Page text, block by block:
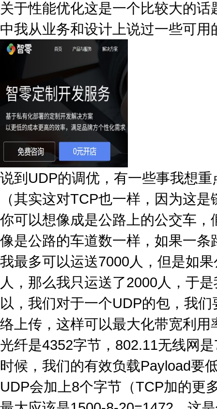
关于性能优化这是一个比较大的
中我从业务和设计上说过一些可
说到UDP的调优，有一些事我想
（其实这对TCP也一样，因为这
你可以想像成是公路上的公交车
像是公路的车道数一样，如果一
我最多可以运送7000人，但是如
人，那么我只运送了2000人，于
以，我们对于一个UDP的包，我
络上传，这样可以最大化带宽利
光纤是4352字节，802.11无线网
时候，我们的有效负载Payload要
UDP会加上8个字节（TCP加的更